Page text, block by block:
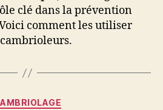
clé dans la prévention
comment les utiliser
Catégories